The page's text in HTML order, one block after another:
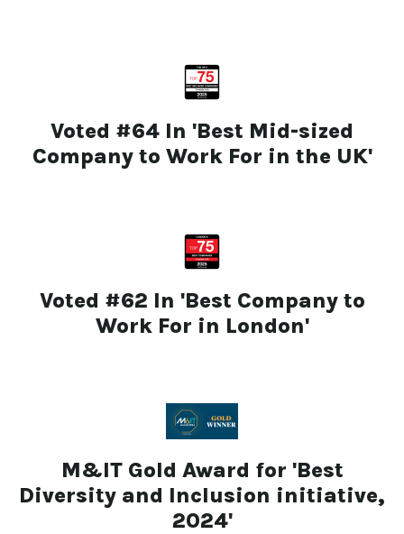
Voted #64 In 'Best Mid-sized
Company to Work For in the UK'
Voted #62 In 'Best Company to
Work For in London'
M&IT Gold Award for 'Best
Diversity and Inclusion initiative,
2024'